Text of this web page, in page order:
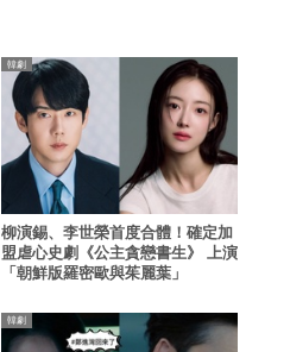
柳演錫、李世榮首度合體！確定加
盟虐心史劇《公主貪戀書生》 上演
「朝鮮版羅密歐與茱麗葉」
韓劇
韓劇